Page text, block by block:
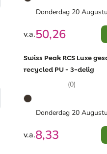
Donderdag 20
v.a.50,26
Swiss Peak RCS Luxe
recycled PU - 3-delig
(0)
Donderdag 20
v.a.8,33